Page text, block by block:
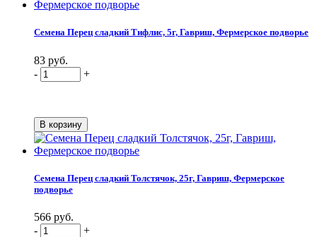
Семена Перец сладкий Тифлис, 5г, Гавриш, Фермерское подворье
83 руб.
-
+
Семена Перец сладкий Толстячок, 25г, Гавриш, Фермерское
подворье
566 руб.
-
+